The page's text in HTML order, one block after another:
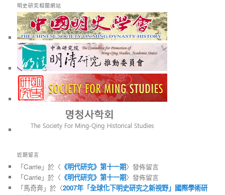
明史研究相關網站
近期留言
「Carrie」於〈 《明代研究》第十一期〉發佈留言
「Carrie」於〈 《明代研究》第十一期〉發佈留言
「馬奇奔」於〈2007年「全球化下明史研究之新視野」國際學術研